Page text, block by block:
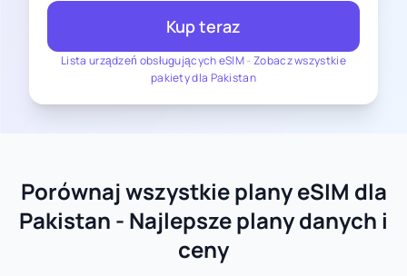
Lista urządzeń obsługujących eSIM- Zobacz wszystkie
pakiety dla Pakistan
Kup teraz
Porównaj wszystkie plany eSIM dla
Pakistan - Najlepsze plany danych i
ceny